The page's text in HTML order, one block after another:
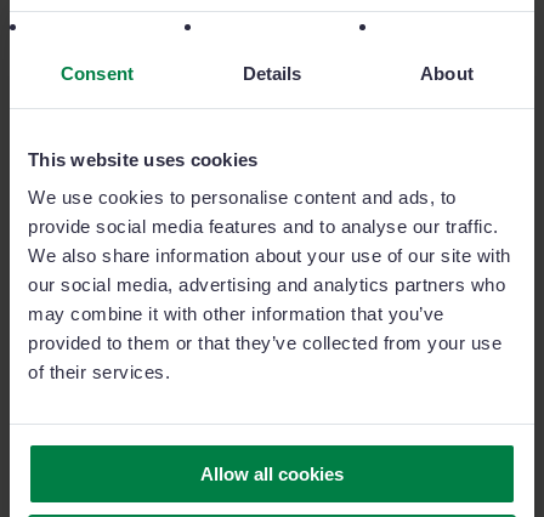
Consent Details About
This website uses cookies
We use cookies to personalise content and ads, to
provide social media features and to analyse our traffic.
We also share information about your use of our site with
our social media, advertising and analytics partners who
may combine it with other information that you’ve
provided to them or that they’ve collected from your use
of their services.
Allow all cookies
melhor produto.
Dispositivos Médicos Seguros Construção
Saúde
“Na Microdent, aumentámos as nossas
visitas comerciais em 50% desde que
implementámos o Sage Sales Management"
Matías Viale
General Export Manager Consultant da
Microdent